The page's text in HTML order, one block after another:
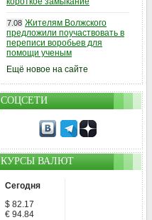
7.08 Жителям Волжского
предложили поучаствовать в
переписи воробьев для
помощи ученым
Ещё новое на сайте
СОЦСЕТИ
КУРСЫ ВАЛЮТ
Сегодня
$ 82.17
€ 94.84